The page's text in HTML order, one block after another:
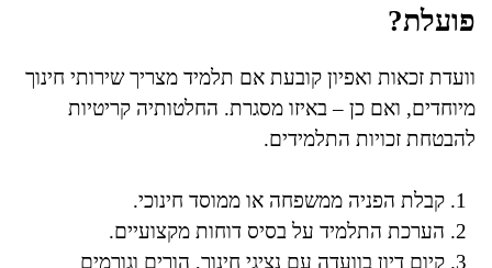
פועלת?
וועדת זכאות ואפיון קובעת אם תלמיד מצריך שירותי חינוך
מיוחדים, ואם כן – באיזו מסגרת. החלטותיה קריטיות
להבטחת זכויות התלמידים.
קבלת הפניה ממשפחה או ממוסד חינוכי.
הערכת התלמיד על בסיס דוחות מקצועיים.
קיום דיון בוועדה עם נציגי חינוך, הורים וגורמים